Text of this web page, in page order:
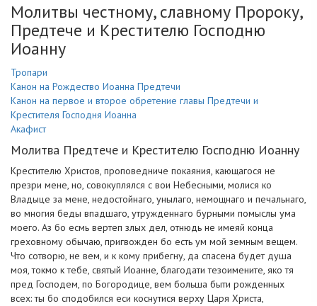
Молитвы честному, славному Пророку,
Предтече и Крестителю Господню
Иоанну
Тропари
Канон на Рождество Иоанна Предтечи
Канон на первое и второе обретение главы Предтечи и
Крестителя Господня Иоанна
Акафист
Молитва Предтече и Крестителю Господню Иоанну
Крестителю Христов, проповедниче покаяния, кающагося не
презри мене, но, совокуплялся с вои Небесными, молися ко
Владыце за мене, недостойнаго, унылаго, немощнаго и печальнаго,
во многия беды впадшаго, утружденнаго бурными помыслы ума
моего. Аз бо есмь вертеп злых дел, отнюдь не имеяй конца
греховному обычаю, пригвожден бо есть ум мой земным вещем.
Что сотворю, не вем, и к кому прибегну, да спасена будет душа
моя, токмо к тебе, святый Иоанне, благодати тезоимените, яко тя
пред Господем, по Богородице, вем больша быти рожденных
всех: ты бо сподобился еси коснутися верху Царя Христа,